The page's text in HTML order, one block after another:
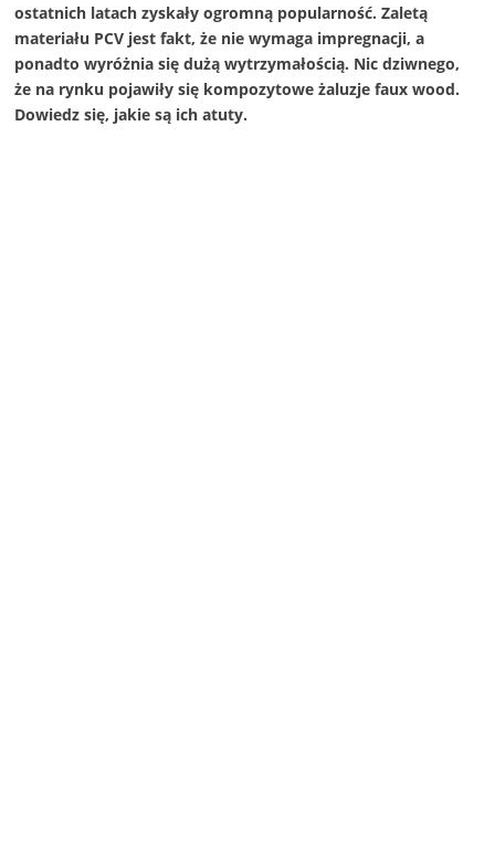
ostatnich latach zyskały ogromną popularność. Zaletą
materiału PCV jest fakt, że nie wymaga impregnacji, a
ponadto wyróżnia się dużą wytrzymałością. Nic dziwnego,
że na rynku pojawiły się kompozytowe żaluzje faux wood.
Dowiedz się, jakie są ich atuty.